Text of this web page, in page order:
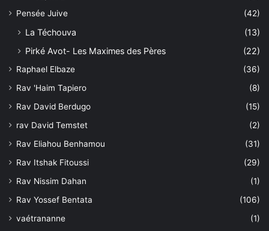
Pensée Juive (42)
La Téchouva
(13)
Pirké Avot- Les Maximes des Pères
(22)
Raphael Elbaze
(36)
Rav 'Haim Tapiero
(8)
Rav David Berdugo
(15)
rav David Temstet
(2)
Rav Eliahou Benhamou
(31)
Rav Itshak Fitoussi
(29)
Rav Nissim Dahan
(1)
Rav Yossef Bentata
(106)
vaétrananne
(1)